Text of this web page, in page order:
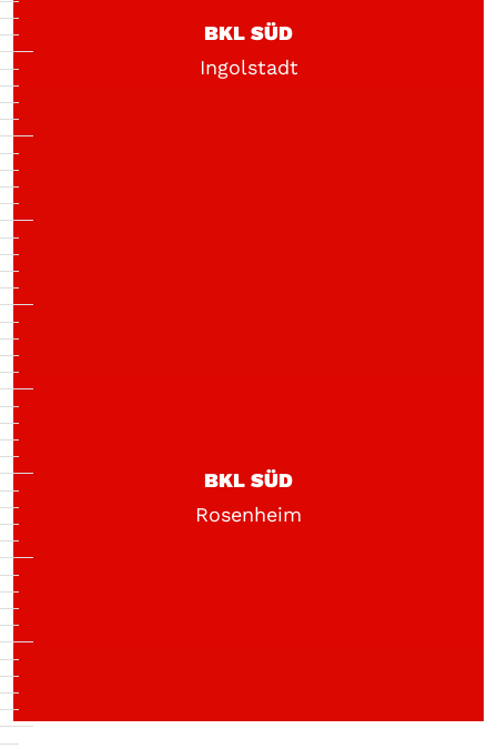
BKL SÜD
Ingolstadt
BKL SÜD
Rosenheim